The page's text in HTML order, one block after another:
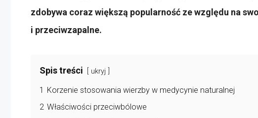
zdobywa coraz większą popularność ze względu na
i przeciwzapalne.
Spis treści ukryj
1 Korzenie stosowania wierzby w medycynie naturalnej
2 Właściwości przeciwbólowe